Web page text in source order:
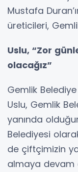
Mustafa
üreticileri,
Uslu, “Zor
olacağız”
Gemlik Belediye
Uslu, Gemlik
yanında
Belediyesi
de çiftçimizin
almaya devam